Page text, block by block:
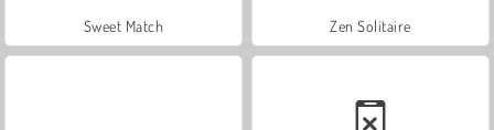
Sweet Match Zen Solitaire